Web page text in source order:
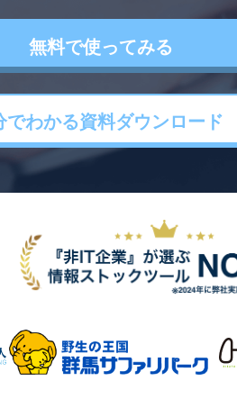
無料で使ってみる
でわかる資料ダウンロード